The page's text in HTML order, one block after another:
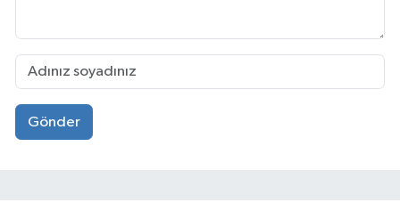
Gönder